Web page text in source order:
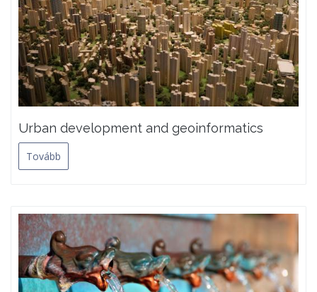
Urban development and geoinformatics
Tovább